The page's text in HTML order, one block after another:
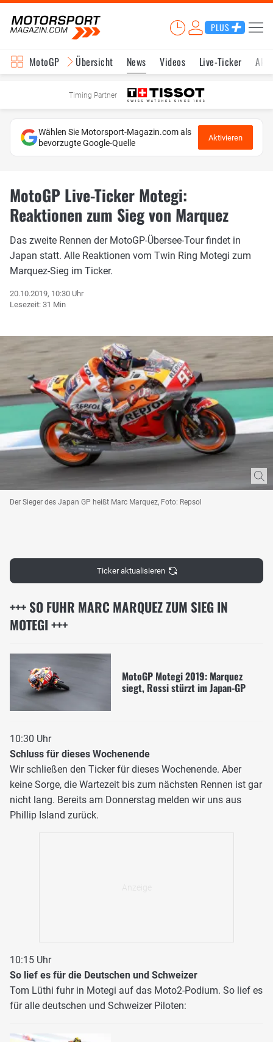
PLUS
MotoGP Übersicht News Videos Live-Ticker
Timing Partner
Wählen Sie Motorsport-Magazin.com als
bevorzugte Google-Quelle
Aktivieren
MotoGP Live-Ticker Motegi:
Reaktionen zum Sieg von Marquez
Das zweite Rennen der MotoGP-Übersee-Tour findet in
Japan statt. Alle Reaktionen vom Twin Ring Motegi zum
Marquez-Sieg im Ticker.
20.10.2019, 10:30 Uhr
Lesezeit: 31 Min
Der Sieger des Japan GP heißt Marc Marquez, Foto: Repsol
Ticker aktualisieren
+++ SO FUHR MARC MARQUEZ ZUM SIEG IN
MOTEGI +++
MotoGP Motegi 2019: Marquez
siegt, Rossi stürzt im Japan-GP
10:30 Uhr
Schluss für dieses Wochenende
Wir schließen den Ticker für dieses Wochenende. Aber
keine Sorge, die Wartezeit bis zum nächsten Rennen ist gar
nicht lang. Bereits am Donnerstag melden wir uns aus
Phillip Island zurück.
10:15 Uhr
So lief es für die Deutschen und Schweizer
Tom Lüthi fuhr in Motegi auf das Moto2-Podium. So lief es
für alle deutschen und Schweizer Piloten: